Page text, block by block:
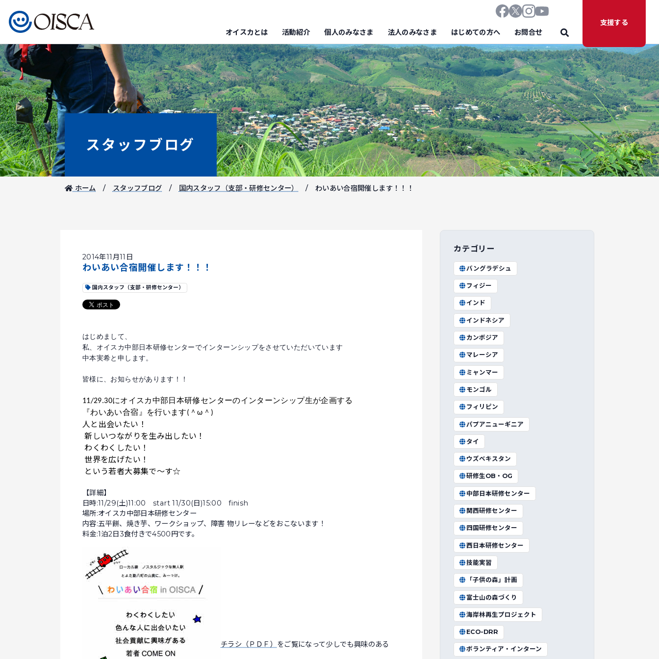
オイスカとは 活動紹介 個人のみなさま 法人のみなさま はじめての方へ お問合せ
支援する
スタッフブログ
ホーム スタッフブログ 国内スタッフ（支部・研修センター） わいあい合宿開催します！！！
2014年11月11日
わいあい合宿開催します！！！
国内スタッフ（支部・研修センター）
はじめまして、
私、オイスカ中部日本研修センターでインターンシップをさせていただいています
中本実希と申します。
皆様に、お知らせがあります！！
11/29.30にオイスカ中部日本研修センターのインターンシップ生が企画する
『わいあい合宿』を行います(＾ω＾)
人と出会いたい！
新しいつながりを生み出したい！
わくわくしたい！
世界を広げたい！
という若者大募集で～す☆
【詳細】
日時:11/29(土)11:00 start 11/30(日)15:00 finish
場所:オイスカ中部日本研修センター
内容:五平餅、焼き芋、ワークショップ、障害 物リレーなどをおこないます！
料金:1泊2日3食付きで4500円です。
チラシ（ＰＤＦ） をご覧になって少しでも興味のある
カテゴリー
バングラデシュ
フィジー
インド
インドネシア
カンボジア
マレーシア
ミャンマー
モンゴル
フィリピン
パプアニューギニア
タイ
ウズベキスタン
研修生OB・OG
中部日本研修センター
関西研修センター
四国研修センター
西日本研修センター
技能実習
「子供の森」計画
富士山の森づくり
海岸林再生プロジェクト
ECO-DRR
ボランティア・インターン